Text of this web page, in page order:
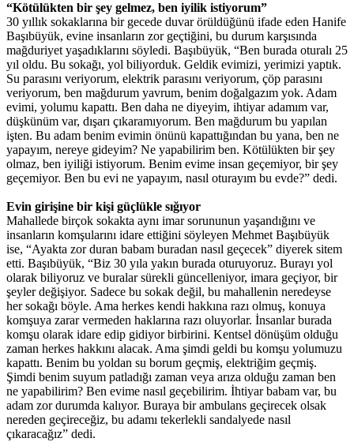
“Kötülükten bir şey gelmez, ben iyilik istiyorum”
30 yıllık sokaklarına bir gecede duvar örüldüğünü ifade eden Hanife
Başıbüyük, evine insanların zor geçtiğini, bu durum karşısında
mağduriyet yaşadıklarını söyledi. Başıbüyük, “Ben burada oturalı 25
yıl oldu. Bu sokağı, yol biliyorduk. Geldik evimizi, yerimizi yaptık.
Su parasını veriyorum, elektrik parasını veriyorum, çöp parasını
veriyorum, ben mağdurum yavrum, benim doğalgazım yok. Adam
evimi, yolumu kapattı. Ben daha ne diyeyim, ihtiyar adamım var,
düşkünüm var, dışarı çıkaramıyorum. Ben mağdurum bu yapılan
işten. Bu adam benim evimin önünü kapattığından bu yana, ben ne
yapayım, nereye gideyim? Ne yapabilirim ben. Kötülükten bir şey
olmaz, ben iyiliği istiyorum. Benim evime insan geçemiyor, bir şey
geçemiyor. Ben bu evi ne yapayım, nasıl oturayım bu evde?” dedi.
Evin girişine bir kişi güçlükle sığıyor
Mahallede birçok sokakta aynı imar sorununun yaşandığını ve
insanların komşularını idare ettiğini söyleyen Mehmet Başıbüyük
ise, “Ayakta zor duran babam buradan nasıl geçecek” diyerek sitem
etti. Başıbüyük, “Biz 30 yıla yakın burada oturuyoruz. Burayı yol
olarak biliyoruz ve buralar sürekli güncelleniyor, imara geçiyor, bir
şeyler değişiyor. Sadece bu sokak değil, bu mahallenin neredeyse
her sokağı böyle. Ama herkes kendi hakkına razı olmuş, konuya
komşuya zarar vermeden haklarına razı oluyorlar. İnsanlar burada
komşu olarak idare edip gidiyor birbirini. Kentsel dönüşüm olduğu
zaman herkes hakkını alacak. Ama şimdi geldi bu komşu yolumuzu
kapattı. Benim bu yoldan su borum geçmiş, elektriğim geçmiş.
Şimdi benim suyum patladığı zaman veya arıza olduğu zaman ben
ne yapabilirim? Ben evime nasıl geçebilirim. İhtiyar babam var, bu
adam zor durumda kalıyor. Buraya bir ambulans geçirecek olsak
nereden geçireceğiz, bu adamı tekerlekli sandalyede nasıl
çıkaracağız” dedi.